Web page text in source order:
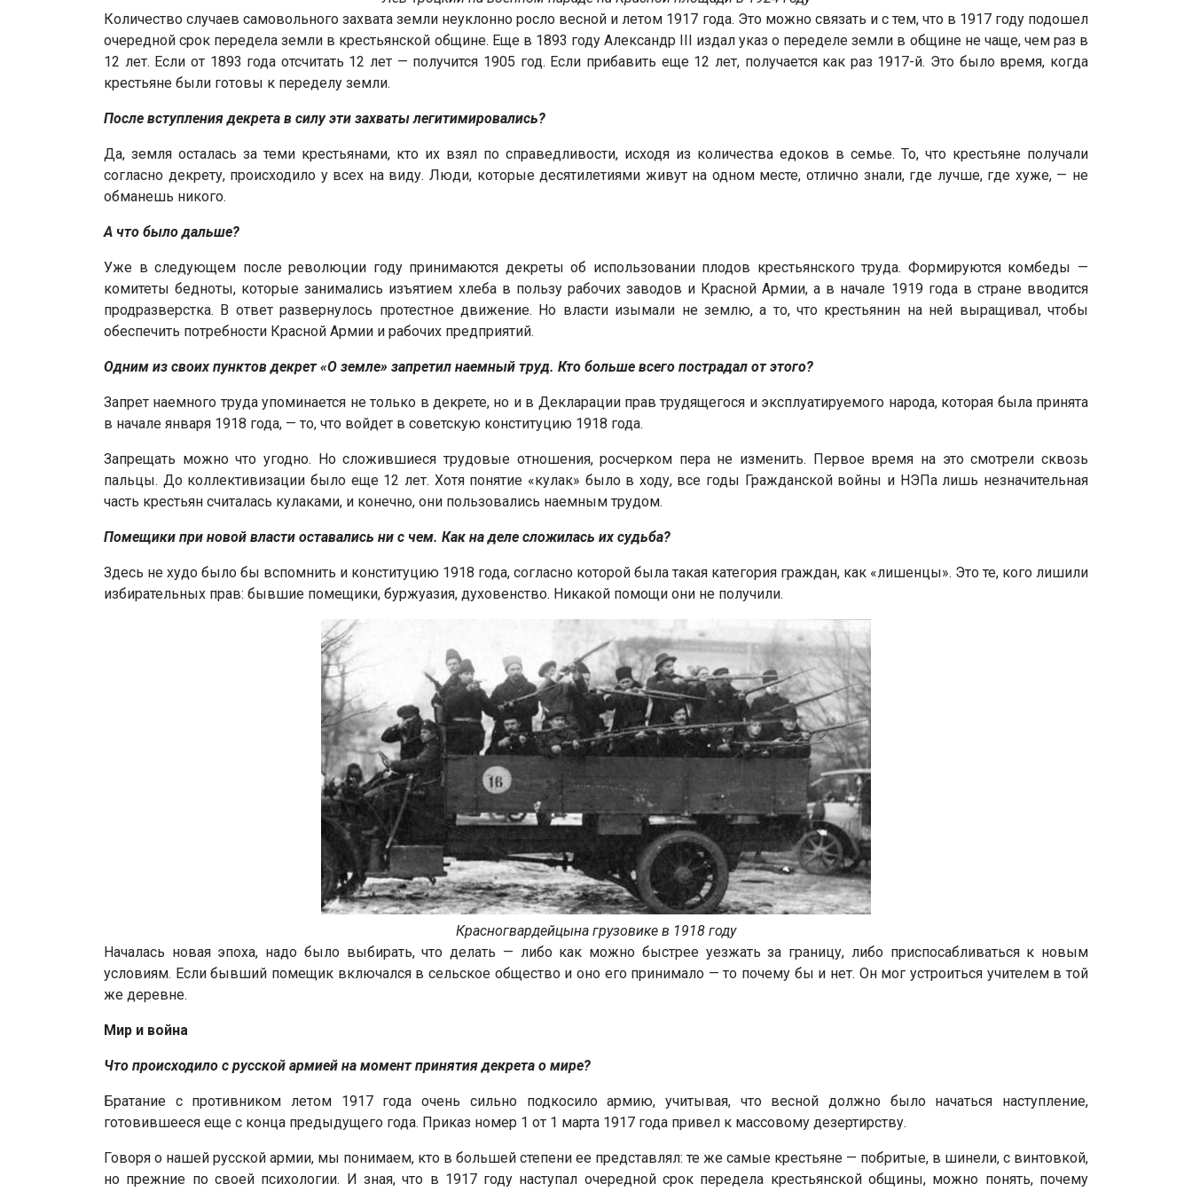
Количество случаев самовольного захвата земли неуклонно росло весной и летом 1917 года. Это можно связать и с тем, что в 1917 году подошел
очередной срок передела земли в крестьянской общине. Еще в 1893 году Александр III издал указ о переделе земли в общине не чаще, чем раз в
12 лет. Если от 1893 года отсчитать 12 лет — получится 1905 год. Если прибавить еще 12 лет, получается как раз 1917-й. Это было время, когда
крестьяне были готовы к переделу земли.
После вступления декрета в силу эти захваты легитимировались?
Да, земля осталась за теми крестьянами, кто их взял по справедливости, исходя из количества едоков в семье. То, что крестьяне получали
согласно декрету, происходило у всех на виду. Люди, которые десятилетиями живут на одном месте, отлично знали, где лучше, где хуже, — не
обманешь никого.
А что было дальше?
Уже в следующем после революции году принимаются декреты об использовании плодов крестьянского труда. Формируются комбеды —
комитеты бедноты, которые занимались изъятием хлеба в пользу рабочих заводов и Красной Армии, а в начале 1919 года в стране вводится
продразверстка. В ответ развернулось протестное движение. Но власти изымали не землю, а то, что крестьянин на ней выращивал, чтобы
обеспечить потребности Красной Армии и рабочих предприятий.
Одним из своих пунктов декрет «О земле» запретил наемный труд. Кто больше всего пострадал от этого?
Запрет наемного труда упоминается не только в декрете, но и в Декларации прав трудящегося и эксплуатируемого народа, которая была принята
в начале января 1918 года, — то, что войдет в советскую конституцию 1918 года.
Запрещать можно что угодно. Но сложившиеся трудовые отношения, росчерком пера не изменить. Первое время на это смотрели сквозь
пальцы. До коллективизации было еще 12 лет. Хотя понятие «кулак» было в ходу, все годы Гражданской войны и НЭПа лишь незначительная
часть крестьян считалась кулаками, и конечно, они пользовались наемным трудом.
Помещики при новой власти оставались ни с чем. Как на деле сложилась их судьба?
Здесь не худо было бы вспомнить и конституцию 1918 года, согласно которой была такая категория граждан, как «лишенцы». Это те, кого лишили
избирательных прав: бывшие помещики, буржуазия, духовенство. Никакой помощи они не получили.
Красногвардейцына грузовике в 1918 году
Началась новая эпоха, надо было выбирать, что делать — либо как можно быстрее уезжать за границу, либо приспосабливаться к новым
условиям. Если бывший помещик включался в сельское общество и оно его принимало — то почему бы и нет. Он мог устроиться учителем в той
же деревне.
Мир и война
Что происходило с русской армией на момент принятия декрета о мире?
Братание с противником летом 1917 года очень сильно подкосило армию, учитывая, что весной должно было начаться наступление,
готовившееся еще с конца предыдущего года. Приказ номер 1 от 1 марта 1917 года привел к массовому дезертирству.
Говоря о нашей русской армии, мы понимаем, кто в большей степени ее представлял: те же самые крестьяне — побритые, в шинели, с винтовкой,
но прежние по своей психологии. И зная, что в 1917 году наступал очередной срок передела крестьянской общины, можно понять, почему